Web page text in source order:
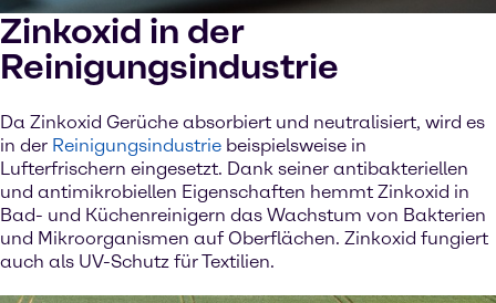
Zinkoxid in der
Reinigungsindustrie
Da Zinkoxid Gerüche absorbiert und neutralisiert, wird es
in der Reinigungsindustrie beispielsweise in
Lufterfrischern eingesetzt. Dank seiner antibakteriellen
und antimikrobiellen Eigenschaften hemmt Zinkoxid in
Bad- und Küchenreinigern das Wachstum von Bakterien
und Mikroorganismen auf Oberflächen. Zinkoxid fungiert
auch als UV-Schutz für Textilien.